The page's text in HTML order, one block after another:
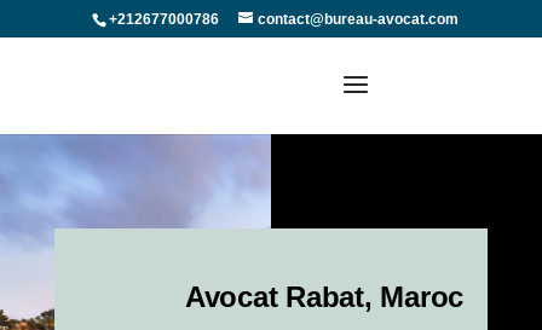
+212677000786 contact@bureau-avocat.com
Avocat Rabat, Maroc